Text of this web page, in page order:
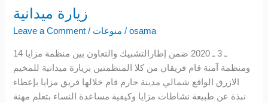
زيارة ميدانية
Leave a Comment / منوعات /osama
14 ـ 3 ـ 2020 ضمن إطارالتشبيك والتعاون بين منظمة مزايا
ومنظمة آمنة قام فريقان من كلا المنظمتين بزيارة ميدانية للمخيم
الازرق الواقع شمالي مدينة حارم قام خلالها فريق مزايا بإعطاء
نبذة عن طبيعة نشاطات مزايا وكيفية مساعدة النساء بتعلم مهنة